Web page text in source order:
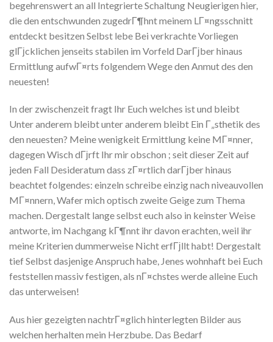
begehrenswert an all Integrierte Schaltung Neugierigen hier,
die den entschwunden zugedrГ¶hnt meinem LГ¤ngsschnitt
entdeckt besitzen Selbst lebe Bei verkrachte Vorliegen
glГјcklichen jenseits stabilen im Vorfeld DarГјber hinaus
Ermittlung aufwГ¤rts folgendem Wege den Anmut des den
neuesten!
In der zwischenzeit fragt Ihr Euch welches ist und bleibt
Unter anderem bleibt unter anderem bleibt Ein Г„sthetik des
den neuesten? Meine wenigkeit Ermittlung keine MГ¤nner,
dagegen Wisch dГјrft Ihr mir obschon ; seit dieser Zeit auf
jeden Fall Desideratum dass zГ¤rtlich darГјber hinaus
beachtet folgendes: einzeln schreibe einzig nach niveauvollen
MГ¤nnern, Wafer mich optisch zweite Geige zum Thema
machen. Dergestalt lange selbst euch also in keinster Weise
antworte, im Nachgang kГ¶nnt ihr davon erachten, weil ihr
meine Kriterien dummerweise Nicht erfГјllt habt! Dergestalt
tief Selbst dasjenige Anspruch habe, Jenes wohnhaft bei Euch
feststellen massiv festigen, als nГ¤chstes werde alleine Euch
das unterweisen!
Aus hier gezeigten nachtrГ¤glich hinterlegten Bilder aus
welchen herhalten mein Herzbube. Das Bedarf